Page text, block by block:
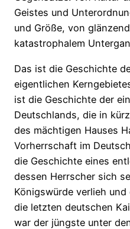
Geistes und
und Größe, von
katastrophalem
Das ist die Geschichte
eigentlichen
ist die Geschichte der
Deutschlands, die in
des mächtigen Hauses
Vorherrschaft im
die Geschichte eines
dessen Herrscher sich
Königswürde verlieh
die letzten deutschen
war der jüngste unter